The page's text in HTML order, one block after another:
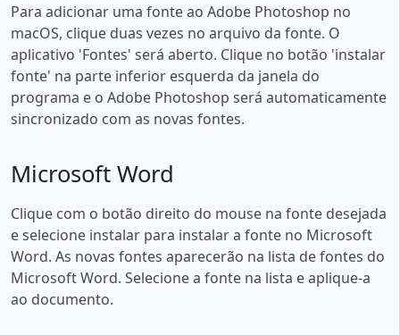
Para adicionar uma fonte ao Adobe Photoshop no
macOS, clique duas vezes no arquivo da fonte. O
aplicativo 'Fontes' será aberto. Clique no botão 'instalar
fonte' na parte inferior esquerda da janela do
programa e o Adobe Photoshop será automaticamente
sincronizado com as novas fontes.
Microsoft Word
Clique com o botão direito do mouse na fonte desejada
e selecione instalar para instalar a fonte no Microsoft
Word. As novas fontes aparecerão na lista de fontes do
Microsoft Word. Selecione a fonte na lista e aplique-a
ao documento.